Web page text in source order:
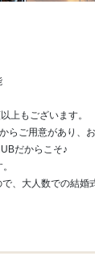
上もございます。
らご用意があり、
だからこそ♪
、大人数での結